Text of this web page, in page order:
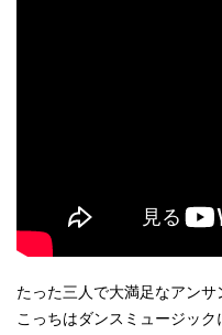
たった三人で大満足なアン
こっちはダンスミュージッ